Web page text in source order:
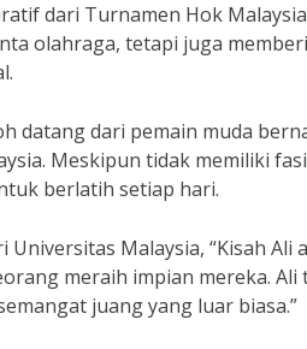
dari Turnamen Hok
olahraga, tetapi juga
datang dari pemain muda
Meskipun tidak memiliki
berlatih setiap hari.
Malaysia, “Kisah Ali
meraih impian mereka.
juang yang luar biasa.”